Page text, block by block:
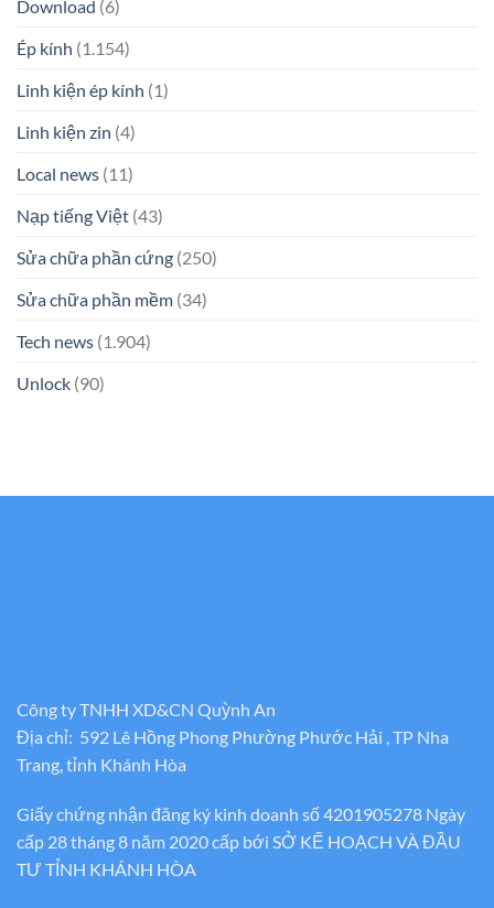
Download (6)
Ép kính (1.154)
Linh kiện ép kính (1)
Linh kiện zin (4)
Local news (11)
Nạp tiếng Việt (43)
Sửa chữa phần cứng (250)
Sửa chữa phần mềm (34)
Tech news (1.904)
Unlock (90)
Công ty TNHH XD&CN Quỳnh An
Địa chỉ: 592 Lê Hồng Phong Phường Phước Hải , TP Nha
Trang, tỉnh Khánh Hòa
Giấy chứng nhận đăng ký kinh doanh số 4201905278 Ngày
cấp 28 tháng 8 năm 2020 cấp bới SỞ KẾ HOẠCH VÀ ĐẦU
TƯ TỈNH KHÁNH HÒA